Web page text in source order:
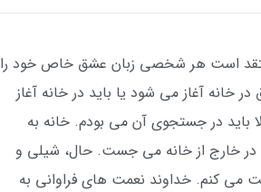
است هر شخصی زبان عشق خاص خود را
خانه آغاز می شود یا باید در خانه آغاز
در جستجوی آن می بودم. خانه به
در خارج از خانه می جست. حال، شیلی و
می کنم. خداوند نعمت های فراوانی به